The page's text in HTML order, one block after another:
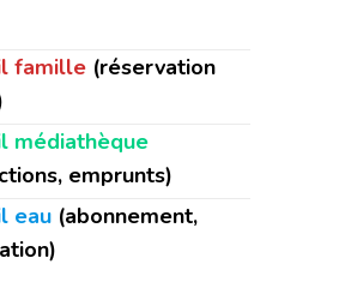
famille (réservation
médiathèque
emprunts)
eau (abonnement,